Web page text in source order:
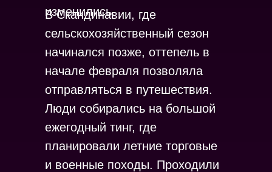
изменились.
В Скандинавии, где
сельскохозяйственный сезон
начинался позже, оттепель в
начале февраля позволяла
отправляться в путешествия.
Люди собирались на большой
ежегодный тинг, где
планировали летние торговые
и военные походы. Проходили